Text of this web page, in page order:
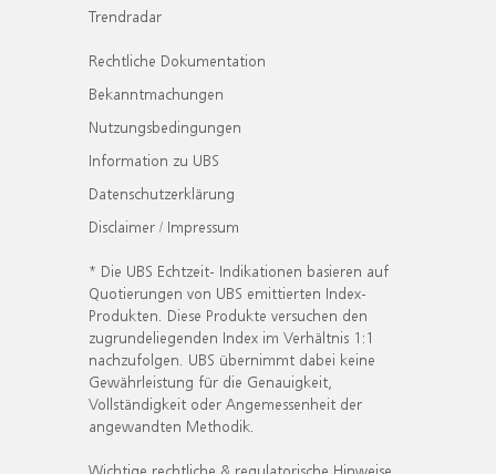
Trendradar
Rechtliche Dokumentation
Bekanntmachungen
Nutzungsbedingungen
Information zu UBS
Datenschutzerklärung
Disclaimer / Impressum
* Die UBS Echtzeit- Indikationen basieren auf
Quotierungen von UBS emittierten Index-
Produkten. Diese Produkte versuchen den
zugrundeliegenden Index im Verhältnis 1:1
nachzufolgen. UBS übernimmt dabei keine
Gewährleistung für die Genauigkeit,
Vollständigkeit oder Angemessenheit der
angewandten Methodik.